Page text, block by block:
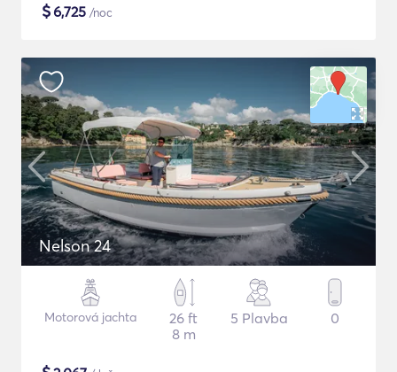
$6,725 /noc
Nelson 24
Motorová jachta
26 ft
8 m
5 Plavba 0